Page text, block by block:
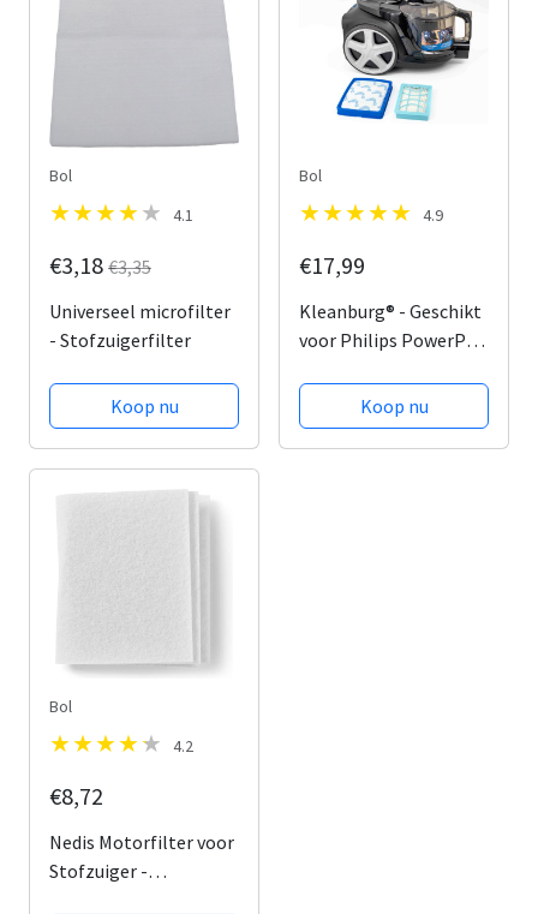
Bol
4.1
€3,18 €3,35
Universeel microfilter
- Stofzuigerfilter
Koop nu
Bol
4.9
€17,99
Kleanburg® - Geschikt
voor Philips PowerPro
2 stuks - Vervanger
voor FC8003/01
Koop nu
Bol
4.2
€8,72
Nedis Motorfilter voor
Stofzuiger -